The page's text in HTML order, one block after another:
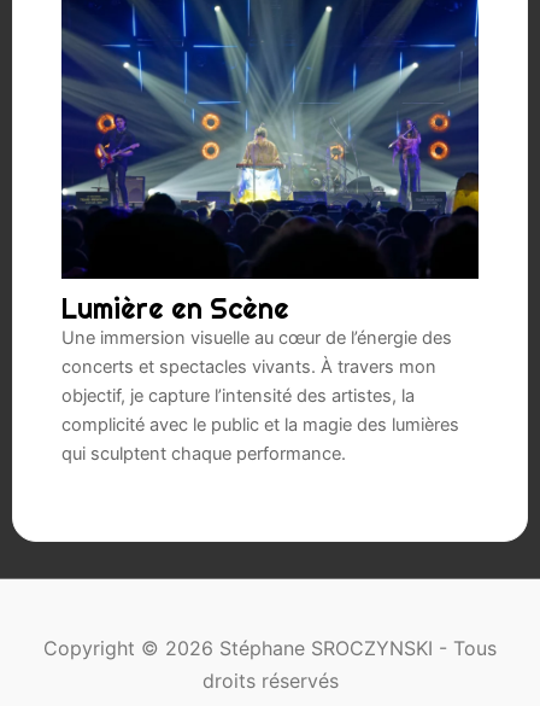
Lumière en Scène
Une immersion visuelle au cœur de l’énergie des
concerts et spectacles vivants. À travers mon
objectif, je capture l’intensité des artistes, la
complicité avec le public et la magie des lumières
qui sculptent chaque performance.
Copyright © 2026 Stéphane SROCZYNSKI - Tous
droits réservés